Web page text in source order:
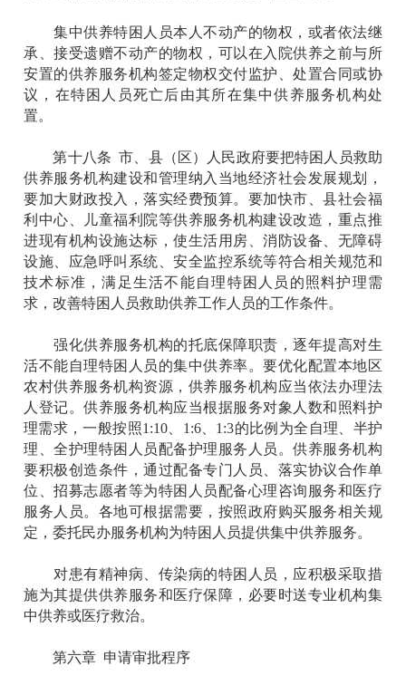
集中供养特困人员本人不动产的物权，或者依法继
承、接受遗赠不动产的物权，可以在入院供养之前与所
安置的供养服务机构签定物权交付监护、处置合同或协
议，在特困人员死亡后由其所在集中供养服务机构处
置。
第十八条 市、县（区）人民政府要把特困人员救助
供养服务机构建设和管理纳入当地经济社会发展规划，
要加大财政投入，落实经费预算。要加快市、县社会福
利中心、儿童福利院等供养服务机构建设改造，重点推
进现有机构设施达标，使生活用房、消防设备、无障碍
设施、应急呼叫系统、安全监控系统等符合相关规范和
技术标准，满足生活不能自理特困人员的照料护理需
求，改善特困人员救助供养工作人员的工作条件。
强化供养服务机构的托底保障职责，逐年提高对生
活不能自理特困人员的集中供养率。要优化配置本地区
农村供养服务机构资源，供养服务机构应当依法办理法
人登记。供养服务机构应当根据服务对象人数和照料护
理需求，一般按照1:10、1:6、1:3的比例为全自理、半护
理、全护理特困人员配备护理服务人员。供养服务机构
要积极创造条件，通过配备专门人员、落实协议合作单
位、招募志愿者等为特困人员配备心理咨询服务和医疗
服务人员。各地可根据需要，按照政府购买服务相关规
定，委托民办服务机构为特困人员提供集中供养服务。
对患有精神病、传染病的特困人员，应积极采取措
施为其提供供养服务和医疗保障，必要时送专业机构集
中供养或医疗救治。
第六章 申请审批程序